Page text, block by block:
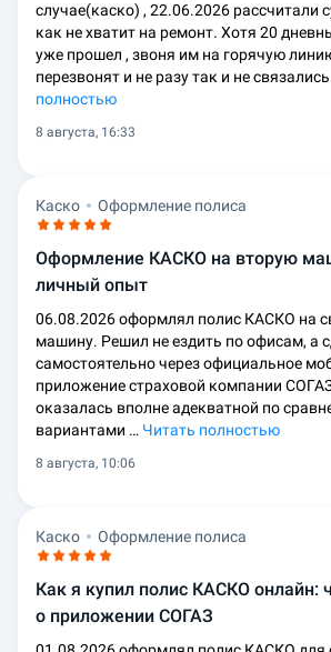
случае(каско) , 22.06.2026 рассчитали
как не хватит на ремонт. Хотя 20
уже прошел , звоня им на горячую
перезвонят и не разу так и не
полностью
8 августа, 16:33
Каско Оформление полиса
Оформление КАСКО на вторую
личный опыт
06.08.2026 оформлял полис КАСКО на
машину. Решил не ездить по офисам, а
самостоятельно через официальное
приложение страховой компании
оказалась вполне адекватной по
вариантами … Читать полностью
8 августа, 10:06
Каско Оформление полиса
Как я купил полис КАСКО онлайн:
о приложении СОГАЗ